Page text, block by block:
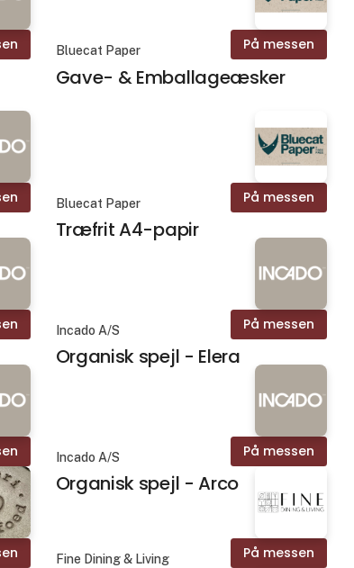
På messen
Bluecat Paper
Gave- & Emballageæsker
På messen
Bluecat Paper
Træfrit A4-papir
På messen
Incado A/S
Organisk spejl - Elera
På messen
Incado A/S
Organisk spejl - Arco
På messen
Fine Dining & Living